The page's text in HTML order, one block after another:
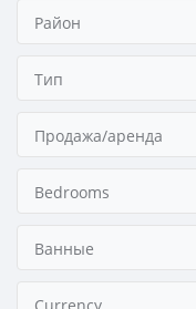
Район
Тип
Продажа/аренда
Bedrooms
Ванные